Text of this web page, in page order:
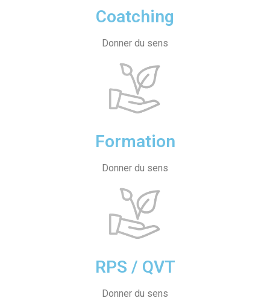
Coatching
Donner du sens
Formation
Donner du sens
RPS / QVT
Donner du sens